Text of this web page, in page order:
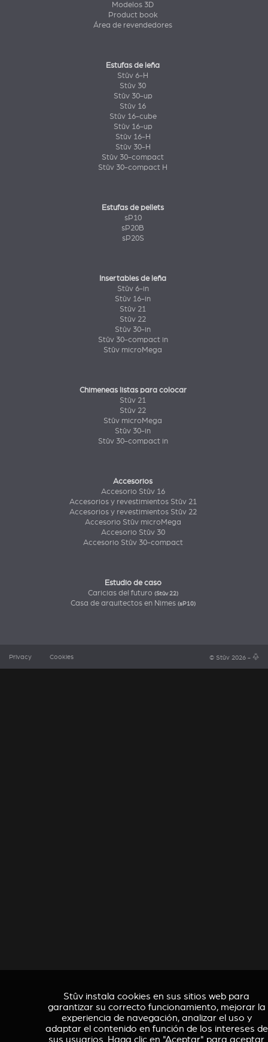
Modelos 3D
Product book
Área de revendedores
Estufas de leña
Stûv 6-H
Stûv 30
Stûv 30-up
Stûv 16
Stûv 16-cube
Stûv 16-up
Stûv 16-H
Stûv 30-H
Stûv 30-compact
Stûv 30-compact H
Estufas de pellets
sP10
sP20B
sP20S
Insertables de leña
Stûv 6-in
Stûv 16-in
Stûv 21
Stûv 22
Stûv 30-in
Stûv 30-compact in
Stûv microMega
Chimeneas listas para colocar
Stûv 21
Stûv 22
Stûv microMega
Stûv 30-in
Stûv 30-compact in
Accesorios
Accesorio Stûv 16
Accesorios y revestimientos Stûv 21
Accesorios y revestimientos Stûv 22
Accesorio Stûv microMega
Accesorio Stûv 30
Accesorio Stûv 30-compact
Estudio de caso
Caricias del futuro (Stûv 22)
Casa de arquitectos en Nimes (sP10)
Privacy Cookies © Stûv 2026 - a
Stûv instala cookies en sus sitios web para
garantizar su correcto funcionamiento, mejorar la
experiencia de navegación, analizar el uso y
adaptar el contenido en función de los intereses de
sus usuarios. Haga clic en "Aceptar" para aceptar